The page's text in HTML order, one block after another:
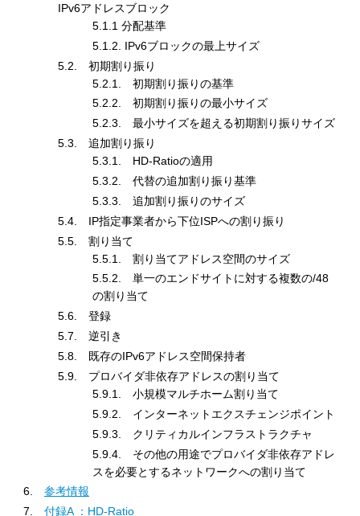
IPv6アドレスブロック
5.1.1 分配基準
5.1.2. IPv6ブロックの最上サイズ
5.2. 初期割り振り
5.2.1. 初期割り振りの基準
5.2.2. 初期割り振りの最小サイズ
5.2.3. 最小サイズを超える初期割り振りサイズ
5.3. 追加割り振り
5.3.1. HD-Ratioの適用
5.3.2. 代替の追加割り振り基準
5.3.3. 追加割り振りのサイズ
5.4. IP指定事業者から下位ISPへの割り振り
5.5. 割り当て
5.5.1. 割り当てアドレス空間のサイズ
5.5.2. 単一のエンドサイトに対する複数の/48
の割り当て
5.6. 登録
5.7. 逆引き
5.8. 既存のIPv6アドレス空間保持者
5.9. プロバイダ非依存アドレスの割り当て
5.9.1. 小規模マルチホーム割り当て
5.9.2. インターネットエクスチェンジポイント
5.9.3. クリティカルインフラストラクチャ
5.9.4. その他の用途でプロバイダ非依存アドレ
スを必要とするネットワークへの割り当て
6. 参考情報
7. 付録A ：HD-Ratio